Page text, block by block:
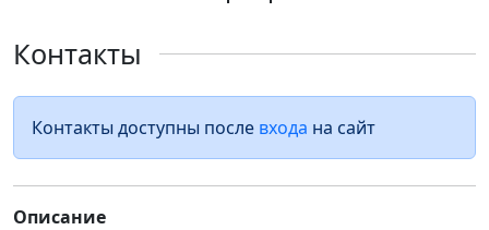
Контакты
Контакты доступны после входа на сайт
Описание